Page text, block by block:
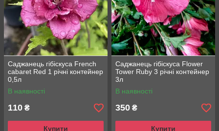
Саджанець гібіскуса French
cabaret Red 1 річні контейнер
0,5л
В наявності
110 ₴
Купити
Саджанець гібіскуса Flower
Tower Ruby 3 річні контейнер
3л
В наявності
350 ₴
Купити